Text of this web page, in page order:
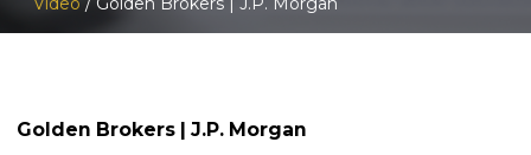
Golden Brokers | J.P. Morgan